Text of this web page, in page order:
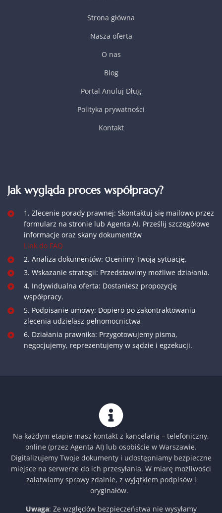
Strona główna
Nasza oferta
O nas
Blog
Portal Anuluj Dług
Polityka prywatności
Kontakt
Jak wygląda proces współpracy?
1. Zlecenie porady prawnej: Skontaktuj się mailowo przez
formularz na stronie lub Agenta AI. Prześlij szczegółowe
informacje oraz skany dokumentów
Link do FAQ
2. Analiza dokumentów: Ocenimy Twoją sytuację.
3. Wskazanie strategii: Przedstawimy możliwe działania.
4. Indywidualna oferta: Dostaniesz propozycję
współpracy.
5. Podpisanie umowy: Dopiero po zakontraktowaniu
zlecenia udzielasz pełnomocnictwa
6. Działania prawnika: Przygotowujemy pisma,
negocjujemy, reprezentujemy w sądzie i egzekucji.
Na każdym etapie masz kontakt z kancelarią – telefoniczny,
online (przez Agenta AI) lub osobiście w Warszawie.
Digitalizujemy Twoje dokumenty i udostępniamy bezpieczne
miejsce na serwerze do ich przesyłania. W miarę możliwości
załatwiamy sprawy zdalnie, z wyjątkiem podpisów i
oryginałów.
Uwaga: Ze względów bezpieczeństwa nie wysyłamy